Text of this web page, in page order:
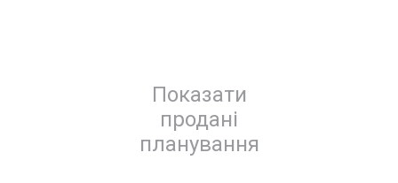
Показати
продані
планування